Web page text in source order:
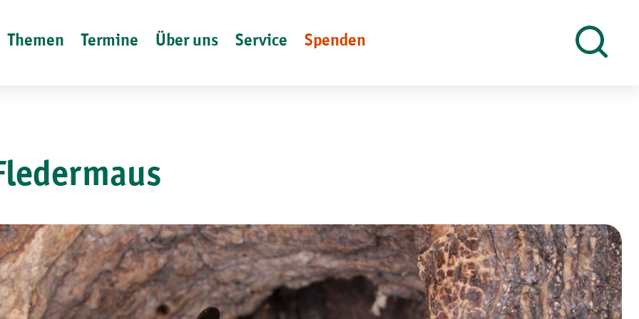
Themen Termine Über uns Service Spenden